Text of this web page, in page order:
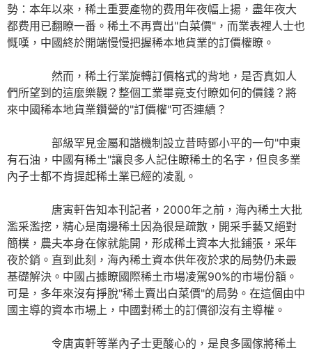
勢：本年以來，稀土重要產物的费用年夜幅上揚，盡年夜大
都费用已翻瞭一番。稀土不再賣出"白菜價"，而業表裡人士也
慨嘆，中國終於開端慢慢把握稀本地貨業的訂價權瞭。
然而，稀土行業旋轉訂價格式的背地，是否真如人
們所望到的這麼樂觀？整個工業畢竟支付瞭如何的價錢？將
來中國稀本地貨業鑽營的"訂價權"可否連續？
部級罕見金屬和諧機制設立昔時鄧小平的一句"中東
有石油，中國有稀土"讓良多人記住瞭稀土的名字，但良多業
內子士都不肯提起稀土業已經的凌亂。
唐寅軒告知本刊記者，2000年之前，海內稀土大批
濫采濫挖，精心是南邊稀土因為很是疏散，開采手藝又絕對
簡樸，農夫本身在傢就能開，形成稀土資本大批鋪張，采年
夜於銷。直到此刻，海內稀土資本供年夜於求的局勢仍未最
基礎解決。中國占據瞭國際稀土市場凌駕90%的市場份額。
可是，多年來沒有掙脫"稀土賣出白菜價"的局勢。在這個由中
國主導的資本市場上，中國對稀土的訂價卻沒有主導權。
令唐寅軒等業內子士更酸心的，是良多國傢將稀土